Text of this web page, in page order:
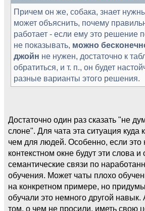
Причем он же, собака, знает
может объяснить, почему
работает - если ему это решение
не показывать, можно
джойн не нужен, достаточно к
обратиться, и т. п., он будет
разные варианты этого решения.
Достаточно один раз сказать "не
слоне". Для чата эта ситуация куда
чем для людей. Особенно, если это
контекстном окне будут эти слова и
семантические связи по
обучения. Может чаты плохо
на конкретном примере, но
обучали это немного другой навык.
том, о чем не просили, иметь свою